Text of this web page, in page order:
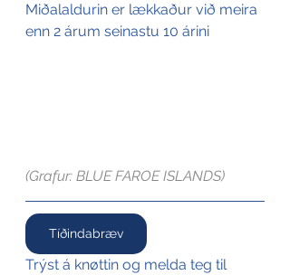
Miðalaldurin er lækkaður við meira
enn 2 árum seinastu 10 árini
(Grafur: BLUE FAROE ISLANDS)
Tíðindabræv
Trýst á knøttin og melda teg til